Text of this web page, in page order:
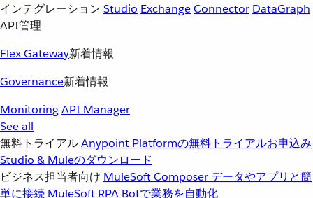
インテグレーション Studio ExchangeConnector DataGraph
API管理
Flex Gateway新着情報
Governance新着情報
MonitoringAPI Manager
See all
無料トライアルAnypoint Platformの無料トライアルお申込み
Studio & Muleのダウンロード
ビジネス担当者向け MuleSoft Composer データやアプリと簡
単に接続 MuleSoft RPA Botで業務を自動化